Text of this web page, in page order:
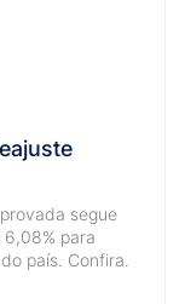
segue
para
país. Confira.